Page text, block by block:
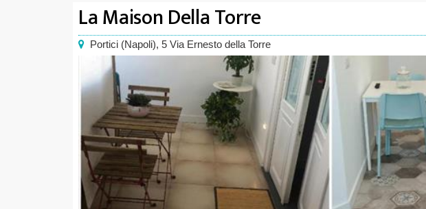
La Maison Della Torre
Portici (Napoli), 5 Via Ernesto della Torre